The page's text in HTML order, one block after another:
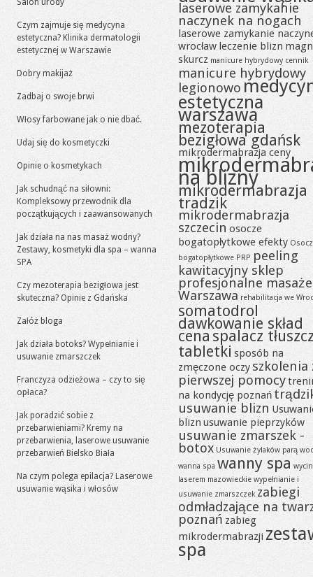
Salon urody
Czym zajmuje się medycyna
estetyczna? Klinika dermatologii
estetycznej w Warszawie
Dobry makijaż
Zadbaj o swoje brwi
Włosy farbowane jak o nie dbać.
Udaj się do kosmetyczki
Opinie o kosmetykach
Jak schudnąć na siłowni:
Kompleksowy przewodnik dla
początkujących i zaawansowanych
Jak działa na nas masaż wodny?
Zestawy, kosmetyki dla spa – wanna
SPA
Czy mezoterapia bezigłowa jest
skuteczna? Opinie z Gdańska
Załóż bloga
Jak działa botoks? Wypełnianie i
usuwanie zmarszczek
Franczyza odzieżowa – czy to się
opłaca?
Jak poradzić sobie z
przebarwieniami? Kremy na
przebarwienia, laserowe usuwanie
przebarwień Bielsko Biała
Na czym polega epilacja? Laserowe
usuwanie wąsika i włosów
laserowe zamykanie
naczynek na nogach
laserowe zamykanie
wrocław leczenie blizn
skurcz manicure hybrydowy cennik
manicure hybrydowy
legionowo
estetyczna
warszawa
mezoterapia
bezigłowa gdańsk
mikrodermabrazja ceny
na blizny
mikrodermabrazja
tradzik
mikrodermabrazja
szczecin osocze
bogatopłytkowe efekty
bogatopłytkowe PRP peeling
kawitacyjny sklep
profesjonalne masaże
Warszawa rehabilitacja we
somatodrol
dawkowanie skład
cena spalacz
tabletki sposób na
zmęczone oczy szkolenia
pierwszej pomocy
na kondycję poznań
usuwanie blizn
blizn usuwanie pieprzyków
usuwanie zmarszek -
botox Usuwanie żylaków parą
wanna spa wanny spa
laserem mazowieckie wypełnianie i
usuwanie zmarszczek zabiegi
odmładzające na
poznań zabieg
mikrodermabrazji
spa